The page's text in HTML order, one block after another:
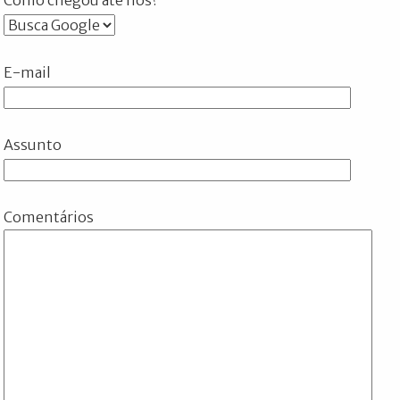
E-mail
Assunto
Comentários